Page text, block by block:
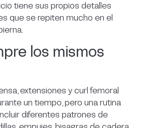
tiene sus propios detalles
que se repiten mucho en el
los mismos
extensiones y curl femoral
un tiempo, pero una rutina
diferentes patrones de